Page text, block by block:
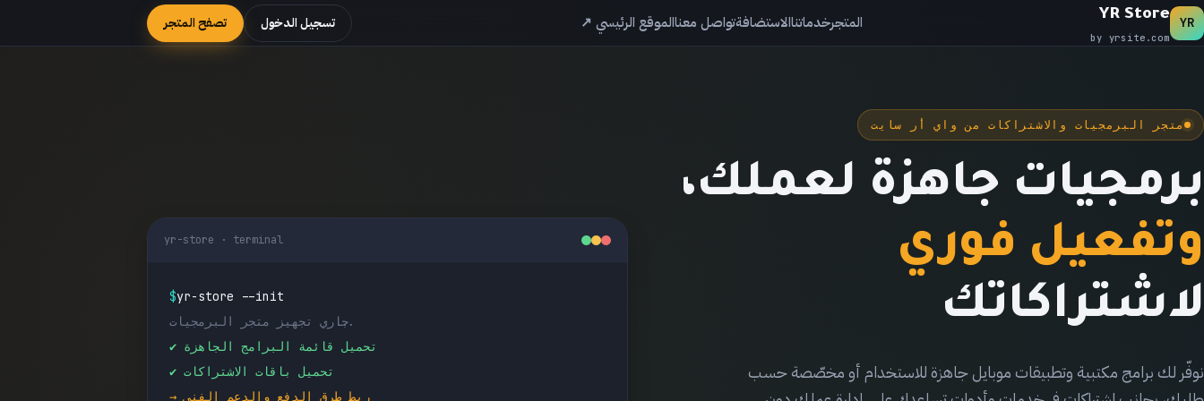
YR
YR Store
by yrsite.com
المتجرخدماتناالاستضافةتواصل معناالموقع الرئيسي ↗ تسجيل الدخول تصفح المتجر
متجر البرمجيات والاشتراكات من واي أر سايت
برمجيات جاهزة لعملك،
وتفعيل فوري
لاشتراكاتك
نوفّر لك برامج مكتبية وتطبيقات موبايل جاهزة للاستخدام أو مخصّصة حسب
yr-store · terminal
$yr-store --init
جاري تجهيز متجر البرمجيات...
✔ تحميل قائمة البرامج الجاهزة
✔ تحميل باقات الاشتراكات
→ ربط طرق الدفع والدعم الفني